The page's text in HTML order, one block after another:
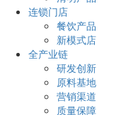
连锁门店
餐饮产品
新模式店
全产业链
研发创新
原料基地
营销渠道
质量保障